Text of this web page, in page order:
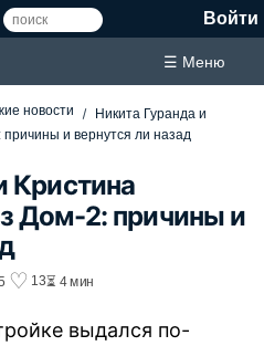
Войти
☰ Меню
новости
Никита Гуранда и
и вернутся ли назад
Кристина
Дом-2: причины и
♡ 13⏳ 4 мин
выдался по-